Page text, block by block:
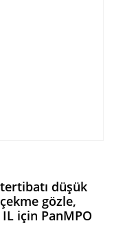
düşük
gözle,
için PanMPO